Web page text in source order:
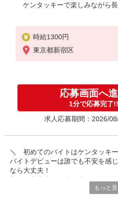
ケンタッキーで楽しみながら
時給1300円
東京都新宿区
応募画面へ
1分で応募完了!!
求人応募期間：2026/
＼ 初めてのバイトはケンタッキ
バイトデビューは誰でも不安を感
なら大丈夫！
安心して活躍できる環境を整えて
もっと